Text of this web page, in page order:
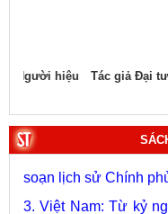
Tác giả Đại tướng Võ
2. Lịch sử Chính phủ
soạn lịch sử Chính
3. Việt Nam: Từ kỷ
vươn mình của dân